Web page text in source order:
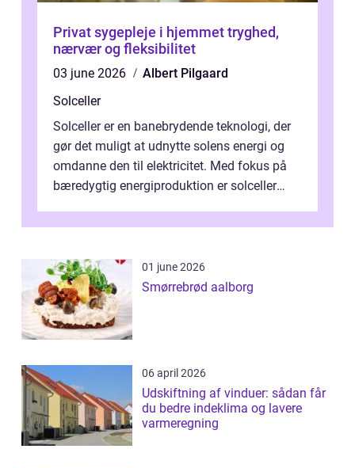
Privat sygepleje i hjemmet tryghed,
nærvær og fleksibilitet
03 june 2026
Albert Pilgaard
Solceller
Solceller er en banebrydende teknologi, der
gør det muligt at udnytte solens energi og
omdanne den til elektricitet. Med fokus på
bæredygtig energiproduktion er solceller
01 june 2026
Smørrebrød aalborg
06 april 2026
Udskiftning af vinduer: sådan får
du bedre indeklima og lavere
varmeregning